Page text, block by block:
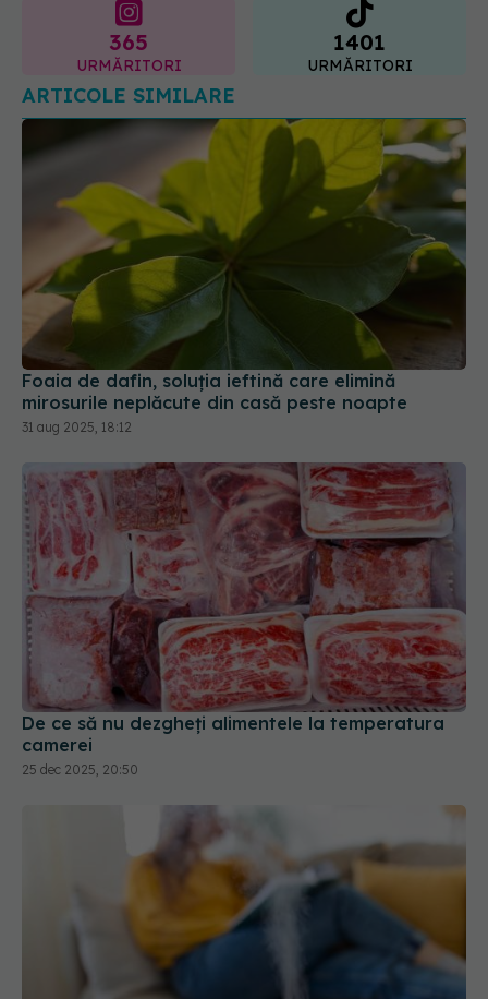
365
URMĂRITORI
1401
URMĂRITORI
ARTICOLE SIMILARE
Foaia de dafin, soluția ieftină care elimină
mirosurile neplăcute din casă peste noapte
31 aug 2025, 18:12
De ce să nu dezgheți alimentele la temperatura
camerei
25 dec 2025, 20:50